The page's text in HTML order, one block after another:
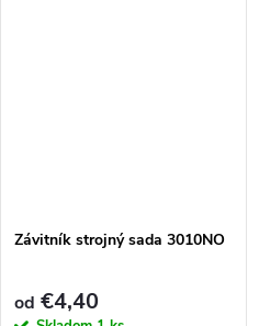
Závitník strojný sada 3010NO
od €4,40